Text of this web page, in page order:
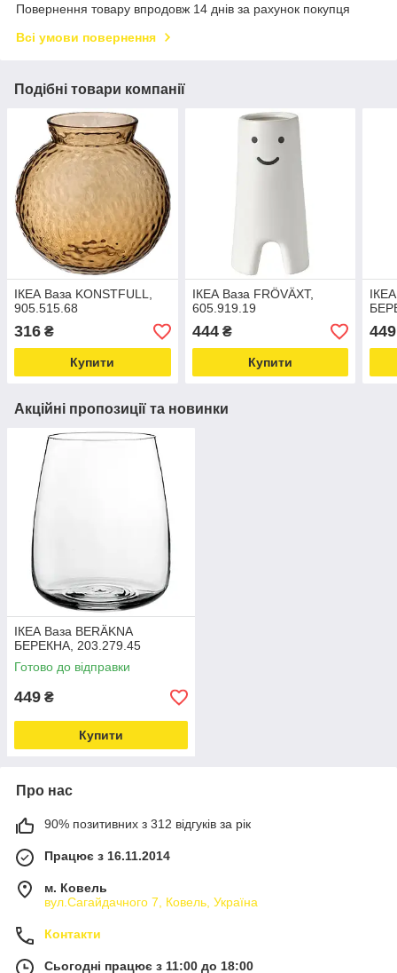
Повернення товару впродовж 14 днів за рахунок покупця
Всі умови повернення
Подібні товари компанії
ІКЕА Ваза KONSTFULL,
905.515.68
316 ₴
Купити
ІКЕА Ваза FRÖVÄXT,
605.919.19
444₴
Купити
449
Акційні пропозиції та новинки
ІКЕА Ваза BERÄKNA
БЕРЕКНА, 203.279.45
Готово до відправки
449 ₴
Купити
Про нас
90% позитивних з 312 відгуків за рік
Працює з 16.11.2014
м. Ковель
вул.Сагайдачного 7, Ковель, Україна
Контакти
Сьогодні працює з 11:00 до 18:00